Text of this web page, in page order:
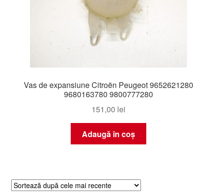
Politică de confidențialitate
Termeni si conditii
Vas de expansiune Citroën Peugeot 9652621280
9680163780 9800777280
151,00 lei
Adaugă în coș